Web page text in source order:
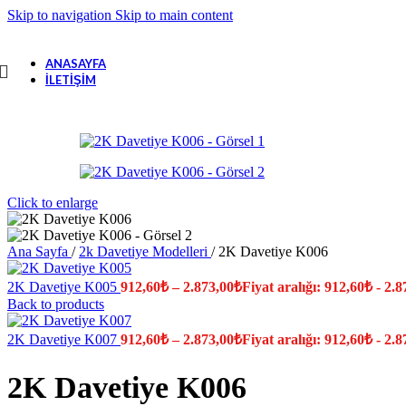
Skip to navigation Skip to main content
ANASAYFA
İLETIŞIM
Click to enlarge
Ana Sayfa / 2k Davetiye Modelleri / 2K Davetiye K006
2K Davetiye K005 912,60₺ –2.873,00₺Fiyat aralığı: 912,60₺ -
Back to products
2K Davetiye K007 912,60₺ –2.873,00₺Fiyat aralığı: 912,60₺ -
2K Davetiye K006